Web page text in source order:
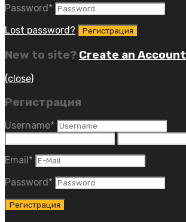
Password *
Lost password?
New to site? Create an Account
(close)
Регистрация
Username*
Email *
Password *